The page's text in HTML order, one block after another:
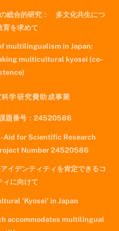
総合的研究： 多文化共生につ
育を求めて
multilingualism in Japan:
multicultural kyosei (co-
学研究費助成事業
題番号：24520586
for Scientific Research
Number 24520586
イデンティティを肯定できるコ
ィに向けて
'Kyosei' in Japan
accommodates multilingual